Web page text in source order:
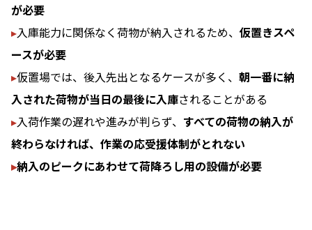
が必要
▸入庫能力に関係なく荷物が納入されるため、 仮置きスペ
ースが必要
▸仮置場では、後入先出となるケースが多く、 朝一番に納
入された荷物が当日の最後に入庫されることがある
▸入荷作業の遅れや進みが判らず、 すべての荷物の納入が
終わらなければ、作業の応受援体制がとれない
▸納入のピークにあわせて荷降ろし用の設備が必要